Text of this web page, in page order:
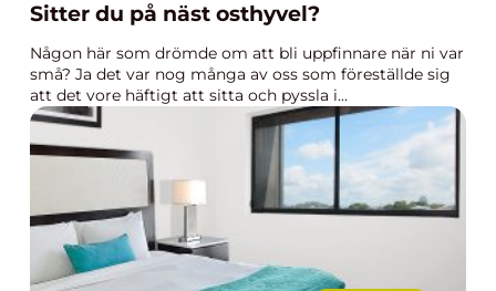
Sitter du på näst osthyvel?
Någon här som drömde om att bli uppfinnare när ni var
små? Ja det var nog många av oss som föreställde sig
att det vore häftigt att sitta och pyssla i...